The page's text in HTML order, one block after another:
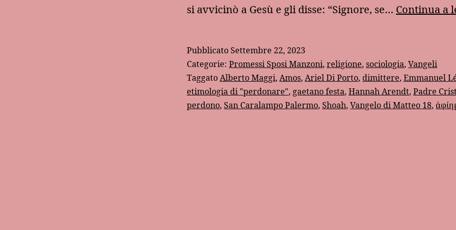
si avvicinò a Gesù e gli disse: “Signore, se… Continua a
PubblicatoSettembre 22, 2023
Categorie: Promessi Sposi Manzoni, religione, sociologia, Vangeli
TaggatoAlberto Maggi, Amos, Ariel Di Porto, dimittere, Emmanuel
etimologia di "perdonare", gaetano festa, Hannah Arendt, Padre
perdono, San Caralampo Palermo, Shoah, Vangelo di Matteo 18,